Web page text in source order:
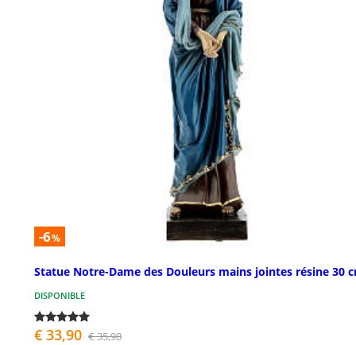
-6%
Statue Notre-Dame des Douleurs mains jointes résine 30
DISPONIBLE
€ 33,90 € 35,90